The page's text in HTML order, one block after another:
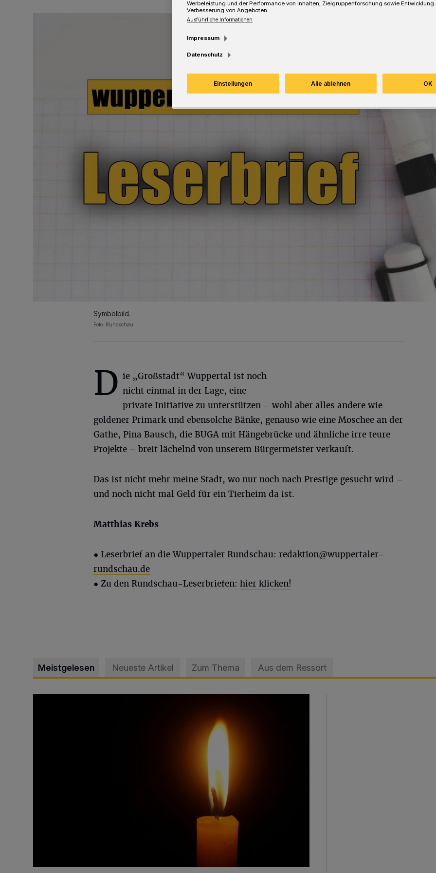
Symbolbild.
Foto: Rundschau
D ie „Großstadt“ Wuppertal ist noch
nicht einmal in der Lage, eine
private Initiative zu unterstützen – wohl aber alles andere wie
goldener Primark und ebensolche Bänke, genauso wie eine Moschee an der
Gathe, Pina Bausch, die BUGA mit Hängebrücke und ähnliche irre teure
Projekte – breit lächelnd von unserem Bürgermeister verkauft.
Das ist nicht mehr meine Stadt, wo nur noch nach Prestige gesucht wird –
und noch nicht mal Geld für ein Tierheim da ist.
Matthias Krebs
● Leserbrief an die Wuppertaler Rundschau: redaktion@wuppertaler-
rundschau.de
● Zu den Rundschau-Leserbriefen: hier klicken!
Meistgelesen Neueste Artikel Zum Thema Aus dem Ressort
Werbeleistung und der Performance von Inhalten, Zielgruppenforschung sowie Entwicklung
Verbesserung von Angeboten.
Ausführliche Informationen
Impressum
Datenschutz
Einstellungen Alle ablehnen OK